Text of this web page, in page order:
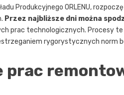
Produkcyjnego ORLENU,
Przez najbliższe dni można
prac technologicznych. Procesy
rygorystycznych norm
prac